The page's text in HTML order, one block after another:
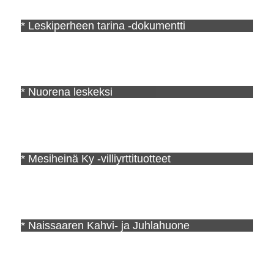
* Leskiperheen tarina -dokumentti
* Nuorena leskeksi
* Mesiheinä Ky -villiyrttituotteet
* Naissaaren Kahvi- ja Juhlahuone